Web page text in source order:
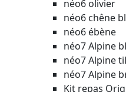
néo6 olivier
néo6 chêne
néo6 ébène
néo7 Alpine
néo7 Alpine
néo7 Alpine
Kit repas